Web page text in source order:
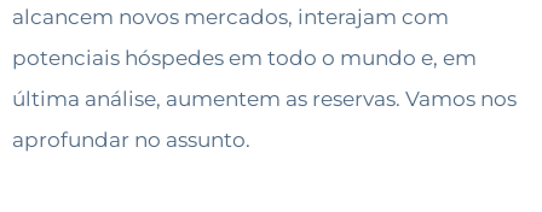
alcancem novos mercados, interajam com
potenciais hóspedes em todo o mundo e, em
última análise, aumentem as reservas. Vamos nos
aprofundar no assunto.